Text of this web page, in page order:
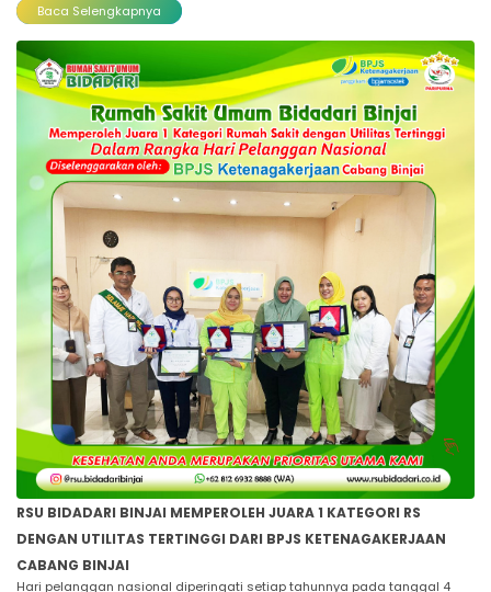
Baca Selengkapnya
RSU BIDADARI BINJAI MEMPEROLEH JUARA 1 KATEGORI RS
DENGAN UTILITAS TERTINGGI DARI BPJS KETENAGAKERJAAN
CABANG BINJAI
Hari pelanggan nasional diperingati setiap tahunnya pada tanggal 4